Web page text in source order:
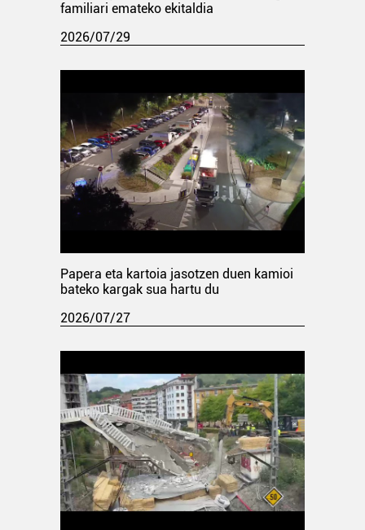
familiari emateko ekitaldia
2026/07/29
Papera eta kartoia jasotzen duen kamioi
bateko kargak sua hartu du
2026/07/27